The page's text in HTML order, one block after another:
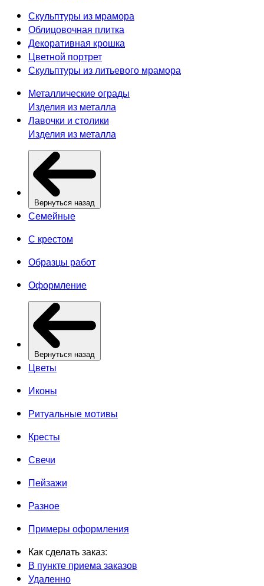
Скульптуры из мрамора
Облицовочная плитка
Декоративная крошка
Цветной портрет
Скульптуры из литьевого мрамора
Металлические ограды
Изделия из металла
Лавочки и столики
Изделия из металла
Вернуться назад
Семейные
С крестом
Образцы работ
Оформление
Вернуться назад
Цветы
Иконы
Ритуальные мотивы
Кресты
Свечи
Пейзажи
Разное
Примеры оформления
Как сделать заказ:
В пункте приема заказов
Удаленно